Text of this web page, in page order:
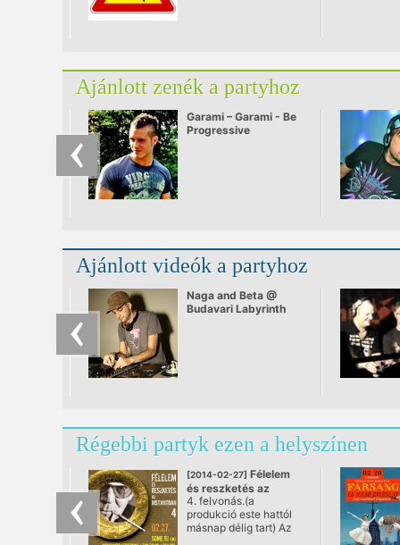
Ajánlott zenék a partyhoz
Garami – Garami - Be
Progressive
Ajánlott videók a partyhoz
Naga and Beta @
Budavari Labyrinth
Régebbi partyk ezen a helyszínen
[2014-02-27] Félelem
és reszketés az
Instantban 4.
@ Instant, Budapest
4. felvonás.(a
produkció este hattól
másnap délig tart) Az